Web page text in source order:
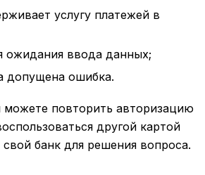
услугу платежей в
ожидания ввода данных;
допущена ошибка.
можете повторить авторизацию
другой картой
свой банк для решения вопроса.